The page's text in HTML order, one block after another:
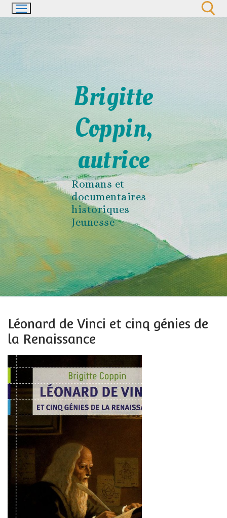
Aller
au
Brigitte
Coppin,
autrice
Romans et
documentaires
historiques
Jeunesse
Léonard de Vinci et cinq génies de
la Renaissance